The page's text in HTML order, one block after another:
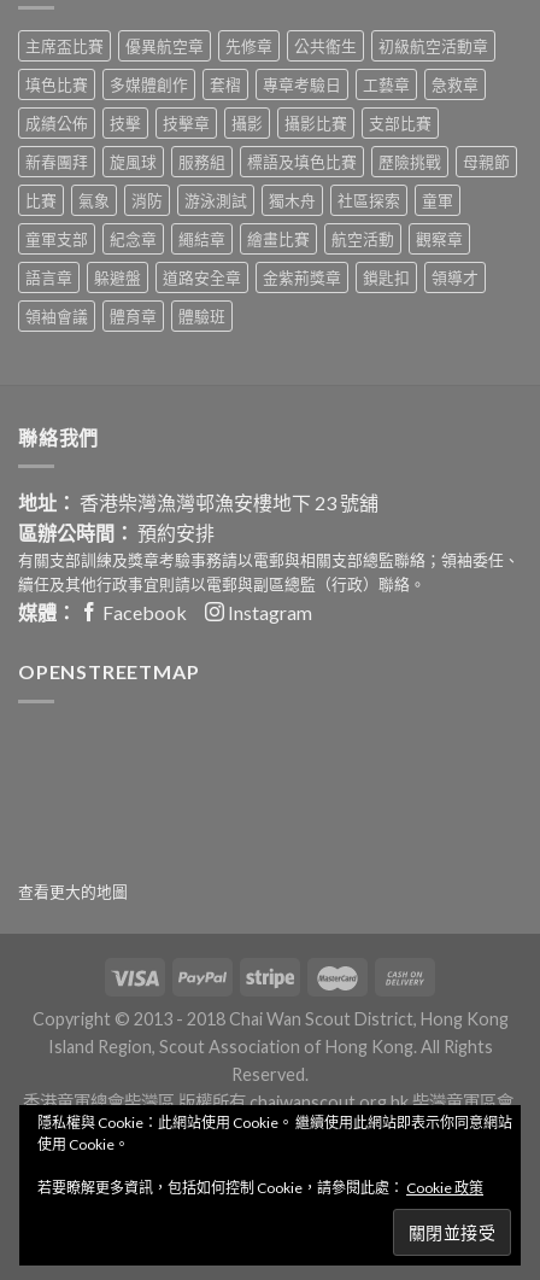
多
利
亞
城
區
選
拔
賽〉
中
比
賽
2026
結
果〉
中
練
班〉
中
周
年
紀
念
活
動：
『童』
守
護‧
安
心
社
嘉
年
比
主席盃比賽 優異航空章 先修章 公共䘙生
初級航空活動章
填色比賽
多媒體創作 套槢 專章考驗日 工藝章
急救章
成績公佈
技擊 技擊章 攝影 攝影比賽
支部比賽
新春團拜
旋風球 服務組 標語及填色比賽 歷險挑戰
母親節
比賽
氣象 消防 游泳測試 獨木舟 社區探索
童軍
童軍支部
紀念章 繩結章 繪畫比賽 航空活動
觀察章
語言章
躲避盤 道路安全章 金紫荊獎章 鎖匙扣
領導才
領袖會議
體育章 體驗班
聯絡我們
地址： 香港柴灣漁灣邨漁安樓地下 23 號舖
區辦公時間： 預約安排
有關支部訓練及獎章考驗事務請以電郵與相關支部總監聯絡；領袖委任、
續任及其他行政事宜則請以電郵與副區總監（行政）聯絡。
媒體： Facebook Instagram
OPENSTREETMAP
查看更大的地圖
Copyright © 2013 - 2018 Chai Wan Scout District, Hong Kong
Island Region, Scout Association of Hong Kong. All Rights
Reserved.
香港童軍總會柴灣區 版權所有chaiwanscout.org.hk柴灣童軍區會.
組織.香港柴湾童军区会.組織.香港
隱私權與 Cookie：此網站使用 Cookie。 繼續使用此網站即表示你同意網站
使用 Cookie。
若要瞭解更多資訊，包括如何控制 Cookie，請參閱此處： Cookie 政策